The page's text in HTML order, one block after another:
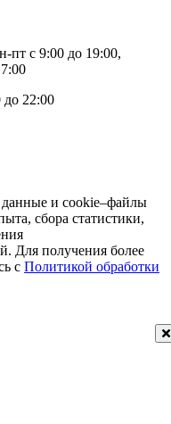
пт с 9:00 до 19:00,
до 22:00
данные и cookie–файлы
сбора статистики,
Для получения более
с Политикой обработки